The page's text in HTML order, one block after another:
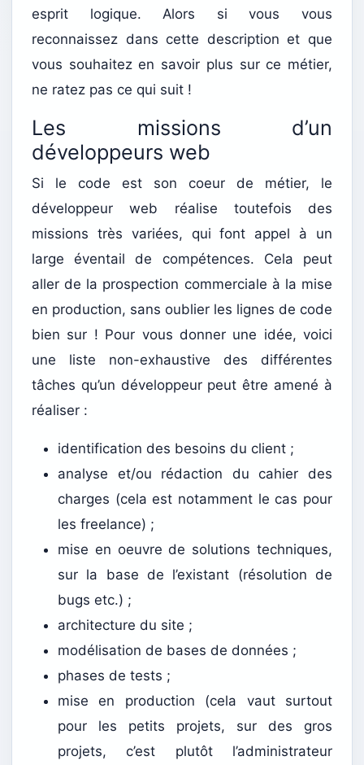
esprit logique. Alors si vous vous
reconnaissez dans cette description et que
vous souhaitez en savoir plus sur ce métier,
ne ratez pas ce qui suit !
Les missions d’un
développeurs web
Si le code est son coeur de métier, le
développeur web réalise toutefois des
missions très variées, qui font appel à un
large éventail de compétences. Cela peut
aller de la prospection commerciale à la mise
en production, sans oublier les lignes de code
bien sur ! Pour vous donner une idée, voici
une liste non-exhaustive des différentes
tâches qu’un développeur peut être amené à
réaliser :
identification des besoins du client ;
analyse et/ou rédaction du cahier des
charges (cela est notamment le cas pour
les freelance) ;
mise en oeuvre de solutions techniques,
sur la base de l’existant (résolution de
bugs etc.) ;
architecture du site ;
modélisation de bases de données ;
phases de tests ;
mise en production (cela vaut surtout
pour les petits projets, sur des gros
projets, c’est plutôt l’administrateur